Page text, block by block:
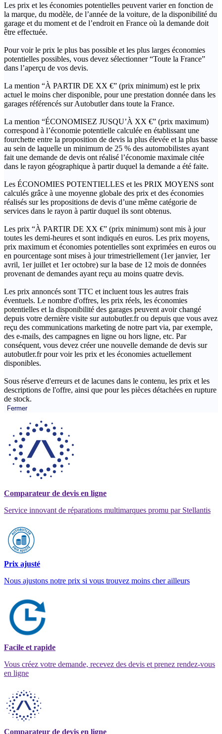
Les prix et les économies potentielles peuvent varier en fonction de
la marque, du modèle, de l’année de la voiture, de la disponibilité du
garage et du moment et de l’endroit en France où la demande doit
être effectuée.
Pour voir le prix le plus bas possible et les plus larges économies
potentielles possibles, vous devez sélectionner “Toute la France”
dans l’aperçu de vos devis.
La mention “À PARTIR DE XX €” (prix minimum) est le prix
actuel le moins cher disponible, pour une prestation donnée dans les
garages référencés sur Autobutler dans toute la France.
La mention “ÉCONOMISEZ JUSQU’À XX €” (prix maximum)
correspond à l’économie potentielle calculée en établissant une
fourchette entre la proposition de devis la plus élevée et la plus basse
au sein de laquelle un minimum de 25 % des automobilistes ayant
fait une demande de devis ont réalisé l’économie maximale citée
dans le rayon géographique à partir duquel la demande a été faite.
Les ÉCONOMIES POTENTIELLES et les PRIX MOYENS sont
calculés grâce à une moyenne globale des prix et des économies
réalisés sur les propositions de devis d’une même catégorie de
services dans le rayon à partir duquel ils sont obtenus.
Les prix “À PARTIR DE XX €” (prix minimum) sont mis à jour
toutes les demi-heures et sont indiqués en euros. Les prix moyens,
prix maximum et économies potentielles sont exprimées en euros ou
en pourcentage sont mises à jour trimestriellement (1er janvier, 1er
avril, 1er juillet et 1er octobre) sur la base de 12 mois de données
provenant de demandes ayant reçu au moins quatre devis.
Les prix annoncés sont TTC et incluent tous les autres frais
éventuels. Le nombre d'offres, les prix réels, les économies
potentielles et la disponibilité des garages peuvent avoir changé
depuis votre dernière visite sur autobutler.fr ou depuis que vous avez
reçu des communications marketing de notre part via, par exemple,
des e-mails, des campagnes en ligne ou hors ligne, etc. Par
conséquent, vous devez créer une nouvelle demande de devis sur
autobutler.fr pour voir les prix et les économies actuellement
disponibles.
Sous réserve d'erreurs et de lacunes dans le contenu, les prix et les
descriptions de l'offre, ainsi que pour les pièces détachées en rupture
de stock.
Fermer
Comparateur de devis en ligne
Service innovant de réparations multimarques promu par Stellantis
Prix ajusté
Nous ajustons notre prix si vous trouvez moins cher ailleurs
Facile et rapide
Vous créez votre demande, recevez des devis et prenez rendez-vous
en ligne
Comparateur de devis en ligne